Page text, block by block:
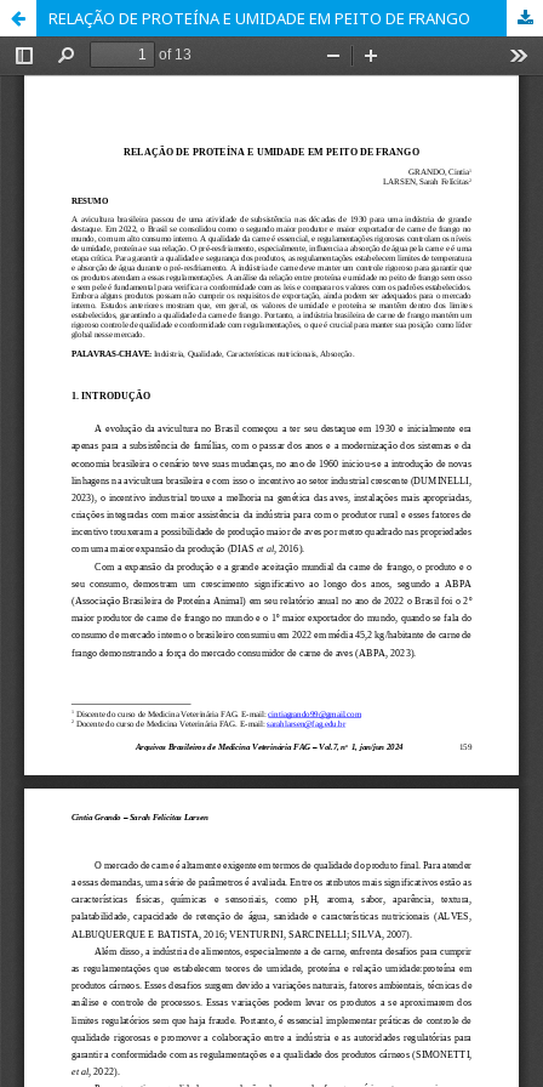
RELAÇÃO DE PROTEÍNA E UMIDADE EM PEITO DE FRANGO